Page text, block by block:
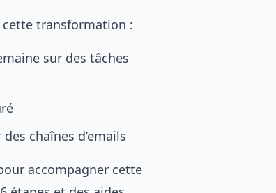
cette transformation :
sur des tâches
chaînes d’emails
accompagner cette